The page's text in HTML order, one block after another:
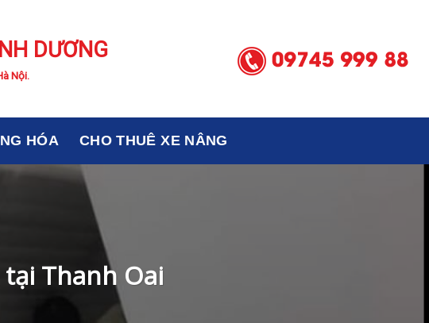
DƯƠNG
Nội.
HÓA CHO THUÊ XE NÂNG
Thanh Oai